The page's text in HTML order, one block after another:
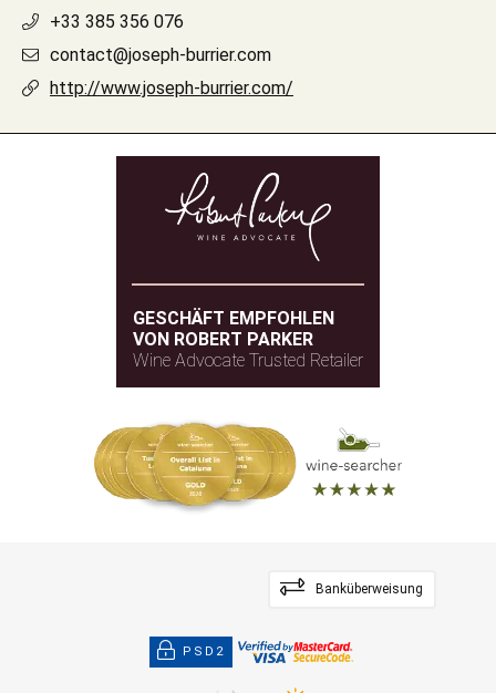
+33 385 356 076
contact@joseph-burrier.com
http://www.joseph-burrier.com/
GESCHÄFT EMPFOHLEN
VON ROBERT PARKER
Wine Advocate Trusted Retailer
Banküberweisung
PSD2